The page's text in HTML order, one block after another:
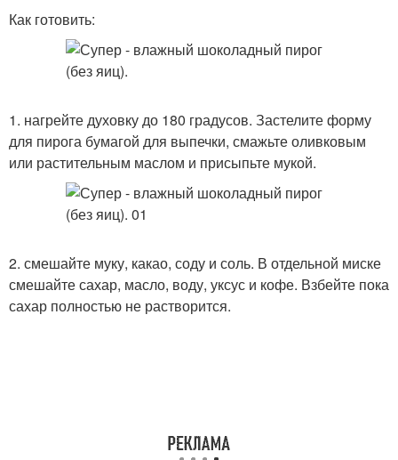
Как готовить:
1. нагрейте духовку до 180 градусов. Застелите форму
для пирога бумагой для выпечки, смажьте оливковым
или растительным маслом и присыпьте мукой.
2. смешайте муку, какао, соду и соль. В отдельной миске
смешайте сахар, масло, воду, уксус и кофе. Взбейте пока
сахар полностью не растворится.